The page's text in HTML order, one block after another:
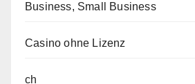
Business, Small Business
Casino ohne Lizenz
ch